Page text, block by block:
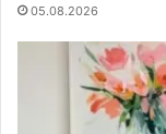
05.08.2026